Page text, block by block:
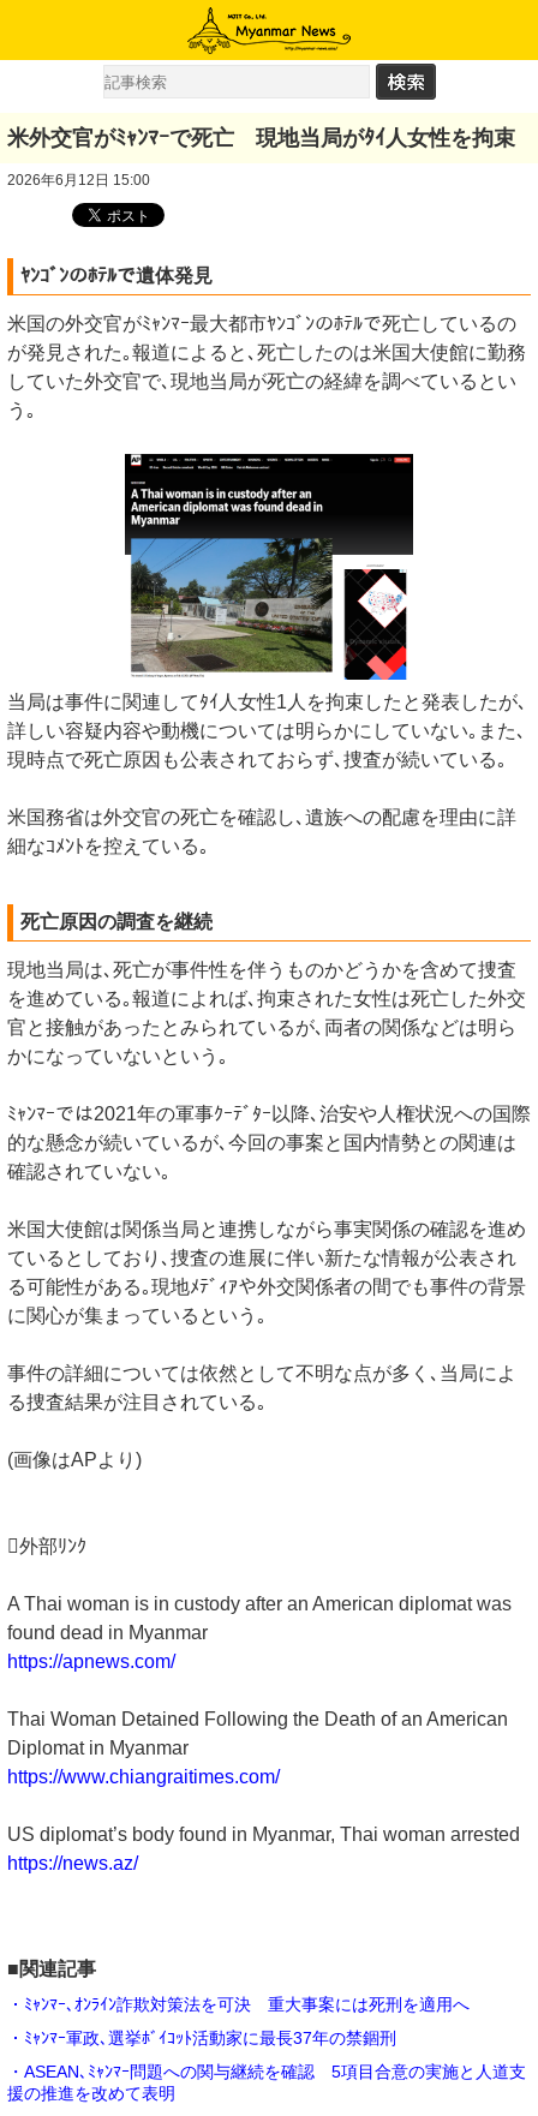
米外交官がﾐｬﾝﾏｰで死亡 現地当局がﾀｲ人女性を拘束
2026年6月12日 15:00
ﾔﾝｺﾞﾝのﾎﾃﾙで遺体発見
米国の外交官がﾐｬﾝﾏｰ最大都市ﾔﾝｺﾞﾝのﾎﾃﾙで死亡しているの
が発見された｡報道によると､死亡したのは米国大使館に勤務
していた外交官で､現地当局が死亡の経緯を調べているとい
う｡
当局は事件に関連してﾀｲ人女性1人を拘束したと発表したが､
詳しい容疑内容や動機については明らかにしていない｡また､
現時点で死亡原因も公表されておらず､捜査が続いている｡
米国務省は外交官の死亡を確認し､遺族への配慮を理由に詳
細なｺﾒﾝﾄを控えている｡
死亡原因の調査を継続
現地当局は､死亡が事件性を伴うものかどうかを含めて捜査
を進めている｡報道によれば､拘束された女性は死亡した外交
官と接触があったとみられているが､両者の関係などは明ら
かになっていないという｡
ﾐｬﾝﾏｰでは2021年の軍事ｸｰﾃﾞﾀｰ以降､治安や人権状況への国際
的な懸念が続いているが､今回の事案と国内情勢との関連は
確認されていない｡
米国大使館は関係当局と連携しながら事実関係の確認を進め
ているとしており､捜査の進展に伴い新たな情報が公表され
る可能性がある｡現地ﾒﾃﾞｨｱや外交関係者の間でも事件の背景
に関心が集まっているという｡
事件の詳細については依然として不明な点が多く､当局によ
る捜査結果が注目されている｡
(画像はAPより)
外部ﾘﾝｸ
A Thai woman is in custody after an American diplomat was
found dead in Myanmar
https://apnews.com/
Thai Woman Detained Following the Death of an American
Diplomat in Myanmar
https://www.chiangraitimes.com/
US diplomat’s body found in Myanmar, Thai woman arrested
https://news.az/
■関連記事
・ﾐｬﾝﾏｰ､ｵﾝﾗｲﾝ詐欺対策法を可決 重大事案には死刑を適用へ
・ﾐｬﾝﾏｰ軍政､選挙ﾎﾞｲｺｯﾄ活動家に最長37年の禁錮刑
・ASEAN､ﾐｬﾝﾏｰ問題への関与継続を確認 5項目合意の実施と人道支
援の推進を改めて表明